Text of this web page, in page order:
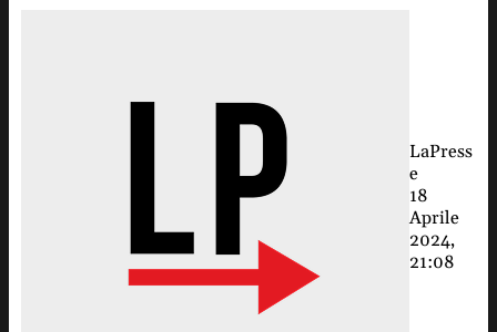
LaPress
e
18
Aprile
2024,
21:08